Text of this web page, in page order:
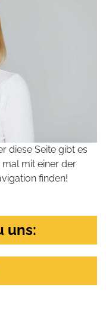
diese Seite gibt es
mal mit einer der
finden!
uns: